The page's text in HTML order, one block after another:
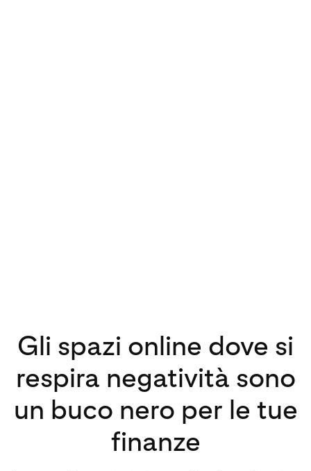
Gli spazi online dove si
respira negatività sono
un buco nero per le tue
finanze